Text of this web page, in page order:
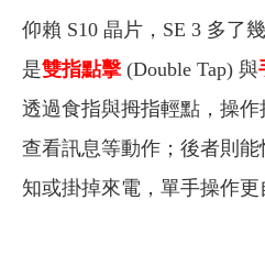
仰賴 S10 晶片，SE 3 多了
是雙指點擊 (Double Tap) 與
透過食指與拇指輕點，操
查看訊息等動作；後者則
知或掛掉來電，單手操作更